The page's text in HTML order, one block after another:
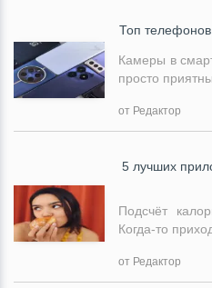
Топ
Камеры в
просто
от Редактор
5 лучших
Подсчёт
Когда-то
от Редактор